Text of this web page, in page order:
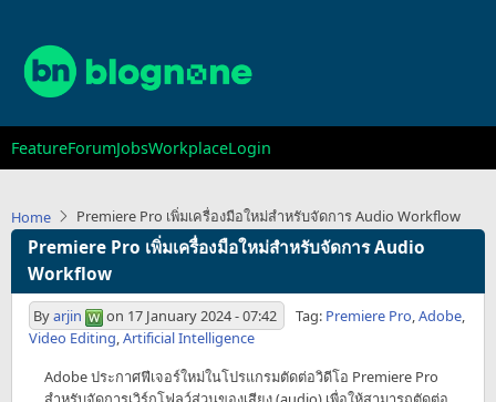
main
content
Main
navigation
FeatureForumJobsWorkplaceLogin
Home Premiere Pro เพิ่มเครื่องมือใหม่สำหรับจัดการ Audio Workflow
Premiere Pro เพิ่มเครื่องมือใหม่สำหรับจัดการ Audio
Workflow
Byarjin on 17 January 2024 - 07:42 Tag: Premiere Pro,Adobe,
Video Editing,Artificial Intelligence
Adobe ประกาศฟีเจอร์ใหม่ในโปรแกรมตัดต่อวิดีโอ Premiere Pro